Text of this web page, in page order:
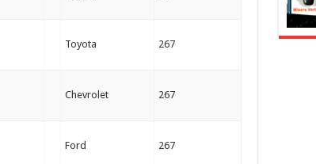
Toyota 267
Chevrolet 267
Ford 267